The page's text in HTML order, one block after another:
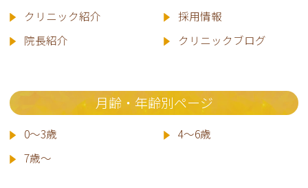
クリニック紹介
採用情報
院長紹介 クリニックブログ
月齢・年齢別ページ
0～3歳
4～6歳
7歳～